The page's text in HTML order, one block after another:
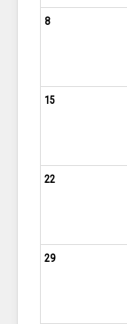
8
15
22
29